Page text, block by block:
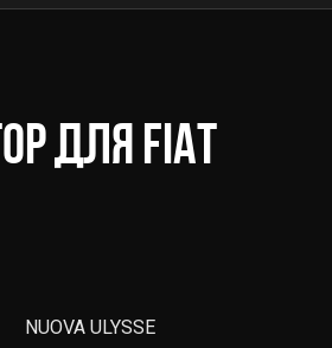
ДЛЯ FIAT
NUOVA ULYSSE